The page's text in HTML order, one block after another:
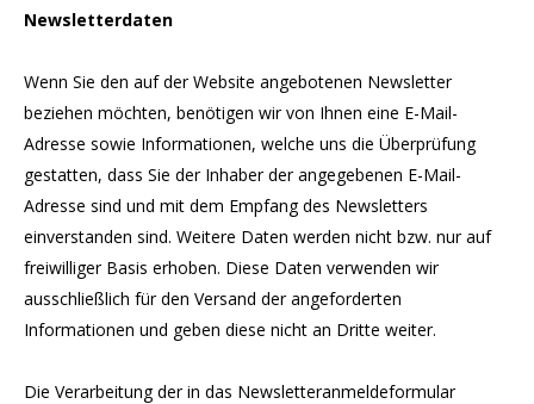
Newsletterdaten
Wenn Sie den auf der Website angebotenen Newsletter
beziehen möchten, benötigen wir von Ihnen eine E-Mail-
Adresse sowie Informationen, welche uns die Überprüfung
gestatten, dass Sie der Inhaber der angegebenen E-Mail-
Adresse sind und mit dem Empfang des Newsletters
einverstanden sind. Weitere Daten werden nicht bzw. nur auf
freiwilliger Basis erhoben. Diese Daten verwenden wir
ausschließlich für den Versand der angeforderten
Informationen und geben diese nicht an Dritte weiter.
Die Verarbeitung der in das Newsletteranmeldeformular